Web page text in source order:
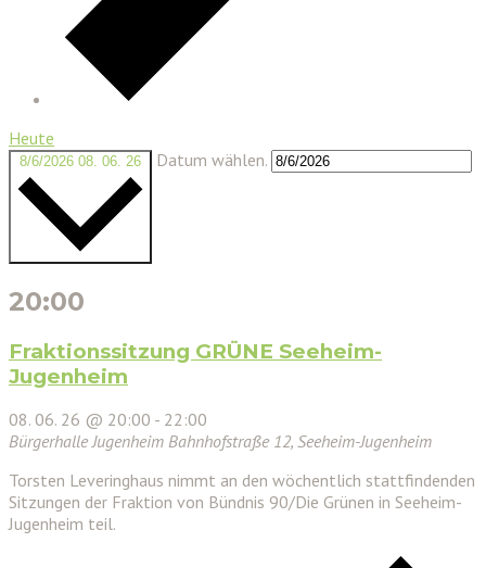
Heute
8/6/2026 08. 06. 26 Datum wählen.
20:00
Fraktionssitzung GRÜNE Seeheim-
Jugenheim
08. 06. 26 @ 20:00 - 22:00
Bürgerhalle Jugenheim Bahnhofstraße 12, Seeheim-Jugenheim
Torsten Leveringhaus nimmt an den wöchentlich stattfindenden
Sitzungen der Fraktion von Bündnis 90/Die Grünen in Seeheim-
Jugenheim teil.